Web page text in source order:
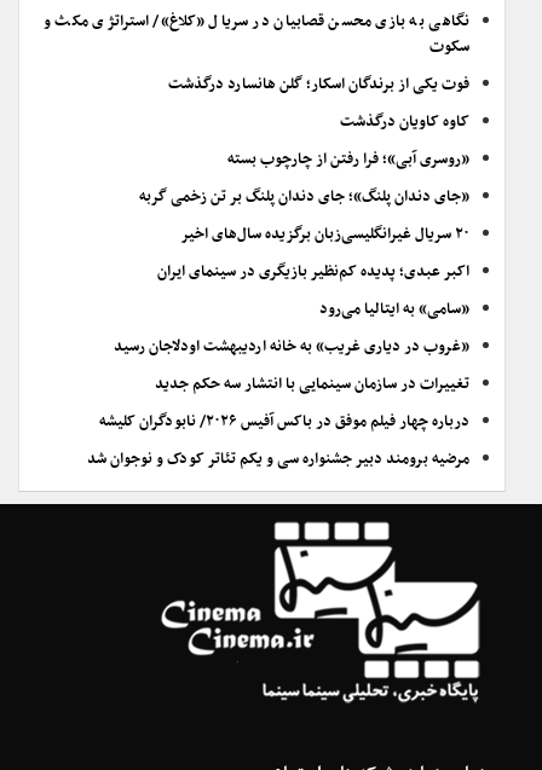
نگاهی به بازی محسن قصابیان در سریال «کلاغ»/ استراتژی مکث و
سکوت
فوت یکی از برندگان اسکار؛ گلن هانسارد درگذشت
کاوه کاویان درگذشت
«روسری آبی»؛ فرا رفتن از چارچوب بسته
«جای دندان پلنگ»؛ جای دندان پلنگ بر تن زخمی گربه
۲۰ سریال غیرانگلیسی‌زبان برگزیده سال‌های اخیر
اکبر عبدی؛ پدیده کم‌نظیر بازیگری در سینمای ایران
«سامی» به ایتالیا می‌رود
«غروب در دیاری غریب» به خانه اردیبهشت اودلاجان رسید
تغییرات در سازمان سینمایی با انتشار سه حکم جدید
درباره چهار فیلم موفق در باکس آفیس ۲۰۲۶/ نابودگران کلیشه
مرضیه برومند دبیر جشنواره سی و یکم تئاتر کودک و نوجوان شد